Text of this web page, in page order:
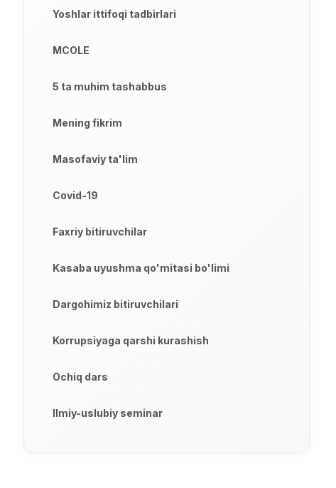
Yoshlar ittifoqi tadbirlari
MCOLE
5 ta muhim tashabbus
Mening fikrim
Masofaviy ta'lim
Covid-19
Faxriy bitiruvchilar
Kasaba uyushma qo'mitasi bo'limi
Dargohimiz bitiruvchilari
Korrupsiyaga qarshi kurashish
Ochiq dars
Ilmiy-uslubiy seminar